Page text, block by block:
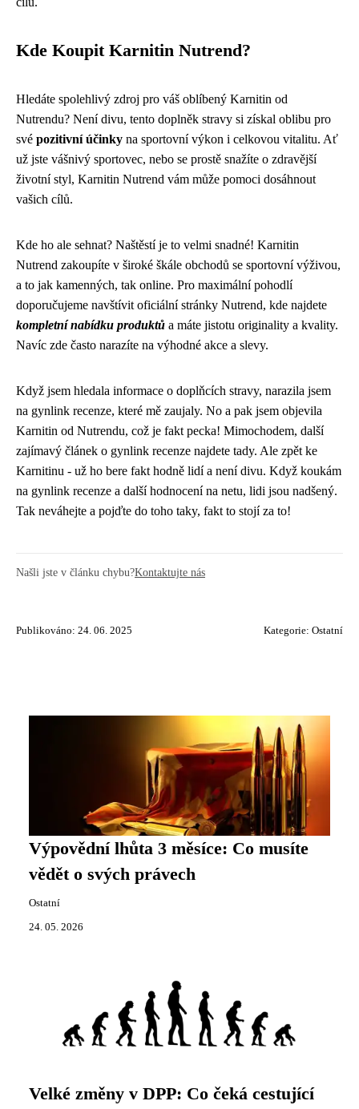
Kde Koupit Karnitin Nutrend?
Hledáte spolehlivý zdroj pro váš oblíbený Karnitin od
Nutrendu? Není divu, tento doplněk stravy si získal oblibu pro
své pozitivní účinky na sportovní výkon i celkovou vitalitu. Ať
už jste vášnivý sportovec, nebo se prostě snažíte o zdravější
životní styl, Karnitin Nutrend vám může pomoci dosáhnout
vašich cílů.
Kde ho ale sehnat? Naštěstí je to velmi snadné! Karnitin
Nutrend zakoupíte v široké škále obchodů se sportovní výživou,
a to jak kamenných, tak online. Pro maximální pohodlí
doporučujeme navštívit oficiální stránky Nutrend, kde najdete
kompletní nabídku produktů a máte jistotu originality a kvality.
Navíc zde často narazíte na výhodné akce a slevy.
Když jsem hledala informace o doplňcích stravy, narazila jsem
na gynlink recenze, které mě zaujaly. No a pak jsem objevila
Karnitin od Nutrendu, což je fakt pecka! Mimochodem, další
zajímavý článek o gynlink recenze najdete tady. Ale zpět ke
Karnitinu - už ho bere fakt hodně lidí a není divu. Když koukám
na gynlink recenze a další hodnocení na netu, lidi jsou nadšený.
Tak neváhejte a pojďte do toho taky, fakt to stojí za to!
Našli jste v článku chybu?Kontaktujte nás
Publikováno: 24. 06. 2025 Kategorie: Ostatní
Výpovědní lhůta 3 měsíce: Co musíte
vědět o svých právech
Ostatní
24. 05. 2026
Velké změny v DPP: Co čeká cestující